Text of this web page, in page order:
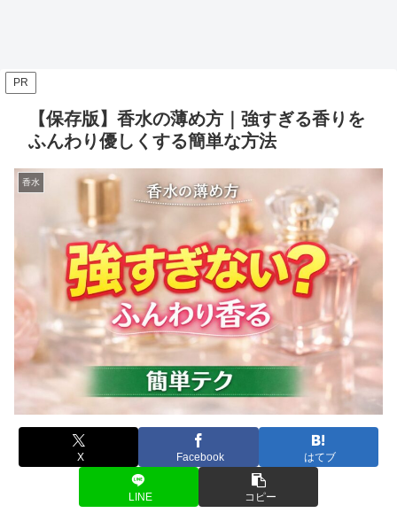
PR
【保存版】香水の薄め方｜強すぎる香りを
ふんわり優しくする簡単な方法
香水
X Facebook はてブ
LINE コピー